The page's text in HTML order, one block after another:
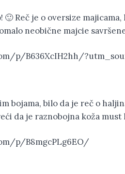
Reč je o oversize
neobične majcie
p/B636XcIH2hh/
bojama, bilo da je reč o
da je raznobojna koža must
p/B8mgcPLg6EO/